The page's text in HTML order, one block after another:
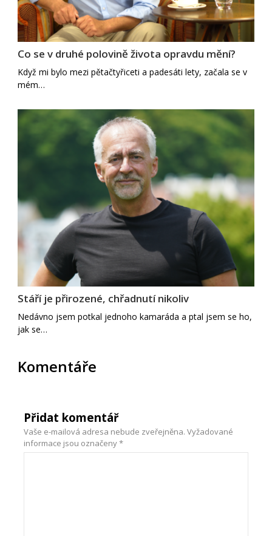
Co se v druhé polovině života opravdu mění?
Když mi bylo mezi pětačtyřiceti a padesáti lety, začala se v
mém…
Stáří je přirozené, chřadnutí nikoliv
Nedávno jsem potkal jednoho kamaráda a ptal jsem se ho,
jak se…
Komentáře
Přidat komentář
Vaše e-mailová adresa nebude zveřejněna. Vyžadované
informace jsou označeny*